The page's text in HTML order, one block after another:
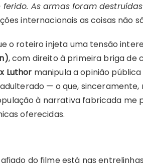
As armas foram
internacionais as coisas não
o roteiro injeta uma tensão
, com direito à primeira briga de
Luthor manipula a opinião
— o que,
à narrativa fabricada me
oferecidas.
do filme está nas